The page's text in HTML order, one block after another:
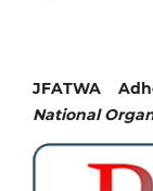
JFATWA
National